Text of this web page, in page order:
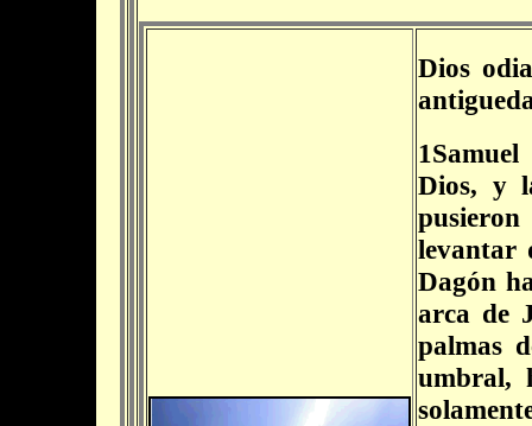
Dios
Dios, y
levantar
Dagón
arca de
palmas
umbral,